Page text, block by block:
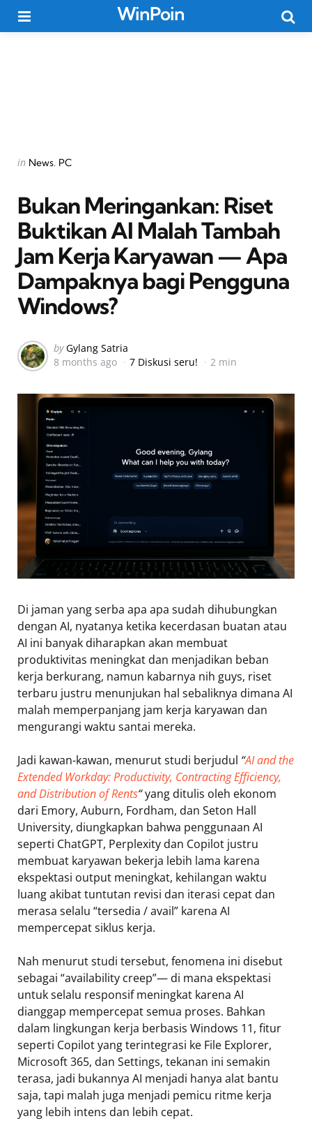
WinPoin
Categories
Posted
in News PC
Bukan Meringankan: Riset
Buktikan AI Malah Tambah
Jam Kerja Karyawan — Apa
Dampaknya bagi Pengguna
Windows?
Posted
by
by Gylang Satria
8 months ago
7 Diskusi seru! 2 min
Di jaman yang serba apa apa sudah dihubungkan
dengan AI, nyatanya ketika kecerdasan buatan atau
AI ini banyak diharapkan akan membuat
produktivitas meningkat dan menjadikan beban
kerja berkurang, namun kabarnya nih guys, riset
terbaru justru menunjukan hal sebaliknya dimana AI
malah memperpanjang jam kerja karyawan dan
mengurangi waktu santai mereka.
Jadi kawan-kawan, menurut studi berjudul “AI and the
Extended Workday: Productivity, Contracting Efficiency,
and Distribution of Rents“yang ditulis oleh ekonom
dari Emory, Auburn, Fordham, dan Seton Hall
University, diungkapkan bahwa penggunaan AI
seperti ChatGPT, Perplexity dan Copilot justru
membuat karyawan bekerja lebih lama karena
ekspektasi output meningkat, kehilangan waktu
luang akibat tuntutan revisi dan iterasi cepat dan
merasa selalu “tersedia / avail” karena AI
mempercepat siklus kerja.
Nah menurut studi tersebut, fenomena ini disebut
sebagai “availability creep”— di mana ekspektasi
untuk selalu responsif meningkat karena AI
dianggap mempercepat semua proses. Bahkan
dalam lingkungan kerja berbasis Windows 11, fitur
seperti Copilot yang terintegrasi ke File Explorer,
Microsoft 365, dan Settings, tekanan ini semakin
terasa, jadi bukannya AI menjadi hanya alat bantu
saja, tapi malah juga menjadi pemicu ritme kerja
yang lebih intens dan lebih cepat.